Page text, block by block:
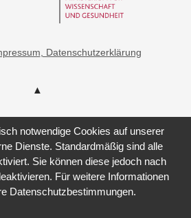
, Datenschutzerklärung
notwendige Cookies auf unserer
Dienste. Standardmäßig sind alle
Sie können diese jedoch nach
Für weitere Informationen
Datenschutzbestimmungen.